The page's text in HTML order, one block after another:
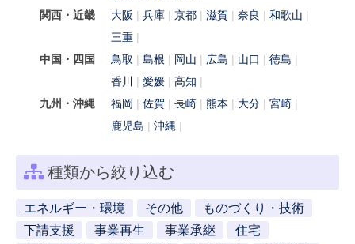
関西・近畿
大阪 兵庫 京都 滋賀 奈良
和歌山
三重
中国・四国
鳥取 島根 岡山 広島 山口
徳島
香川
愛媛
高知
九州・沖縄
福岡 佐賀 長崎 熊本 大分
宮崎
鹿児島
沖縄
種類から絞り込む
エネルギー・環境 その他
ものづくり・技術
下請支援
事業再生 事業承継
住宅